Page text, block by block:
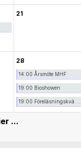
21
28
14:00 Årsmöte MHF
19:00 Bioshowen
19:00 Föreläsningskvä ...
...